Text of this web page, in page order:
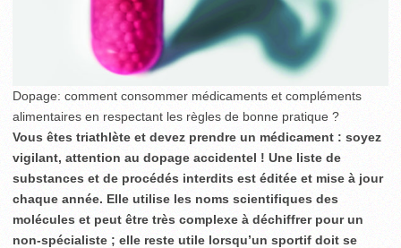
Dopage: comment consommer médicaments et compléments
alimentaires en respectant les règles de bonne pratique ?
Vous êtes triathlète et devez prendre un médicament : soyez
vigilant, attention au dopage accidentel ! Une liste de
substances et de procédés interdits est éditée et mise à jour
chaque année. Elle utilise les noms scientifiques des
molécules et peut être très complexe à déchiffrer pour un
non-spécialiste ; elle reste utile lorsqu’un sportif doit se